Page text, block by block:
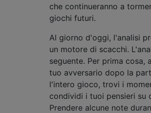
che continueranno a
giochi futuri.
Al giorno d'oggi, l'analisi
un motore di scacchi.
seguente. Per prima cosa,
tuo avversario dopo la
l'intero gioco, trovi i
condividi i tuoi pensieri su
Prendere alcune note